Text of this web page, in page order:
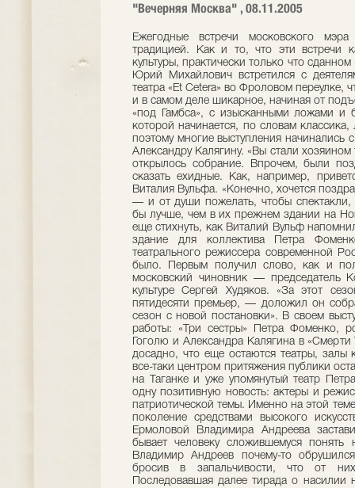
"Вечерняя Москва" , 08.11.2005
Ежегодные встречи московского
традицией. Как и то, что эти встречи
культуры, практически только что
Юрий Михайлович встретился с
театра «Et Сetera» во Фроловом переулке,
и в самом деле шикарное, начиная от
«под Гамбса», с изысканными ложами и
которой начинается, по словам
поэтому многие выступления начинались
Александру Калягину. «Вы стали
открылось собрание. Впрочем, были
сказать ехидные. Как, например,
Виталия Вульфа. «Конечно, хочется
— и от души пожелать, чтобы спектакли,
бы лучше, чем в их прежнем здании на
еще стихнуть, как Виталий Вульф
здание для коллектива Петра
театрального режиссера современной
было. Первым получил слово, как и
московский чиновник — председатель
культуре Сергей Худяков. «За этот
пятидесяти премьер, — доложил он
сезон с новой постановки». В своем
работы: «Три сестры» Петра Фоменко,
Гоголю и Александра Калягина в
досадно, что еще остаются театры, залы
все-таки центром притяжения публики
на Таганке и уже упомянутый театр
одну позитивную новость: актеры и
патриотической темы. Именно на этой
поколение средствами высокого
Ермоловой Владимира Андреева
бывает человеку сложившемуся
Владимир Андреев почему-то
бросив в запальчивости, что от
Последовавшая далее тирада о